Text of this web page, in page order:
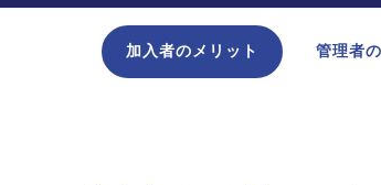
加入者のメリット 管理者